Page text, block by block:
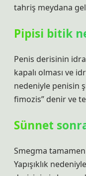
tahriş meydana
Pipisi bitik
Penis derisinin
kapalı olması ve
nedeniyle penisin
fimozis” denir ve
Sünnet
Smegma
Yapışıklık